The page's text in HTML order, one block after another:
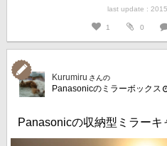
last update :
1 0
Kurumiru さんの
Panasonicのミラーボックス
Panasonicの収納型ミラーキ